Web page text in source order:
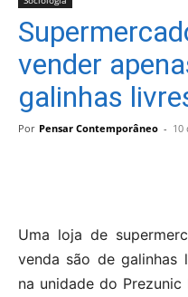
vender
galinhas
Por Pensar Contemporâneo - 10
Uma loja de
venda são de galinhas
na unidade do Prezunic